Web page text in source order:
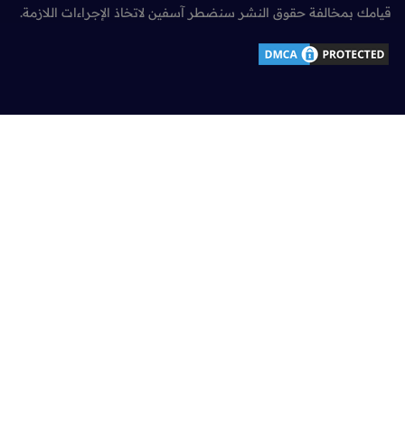
بمخالفة حقوق النشر سنضطر آسفين لاتخاذ الإجراءات اللازمة.